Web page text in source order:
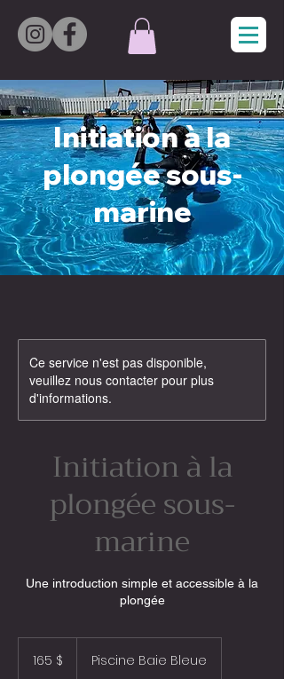
Initiation à la
plongée sous-
marine
Ce service n'est pas disponible,
veuillez nous contacter pour plus
d'informations.
Initiation à la
plongée sous-
marine
Une introduction simple et accessible à la
plongée
canadiens
165 $ Piscine Baie Bleue